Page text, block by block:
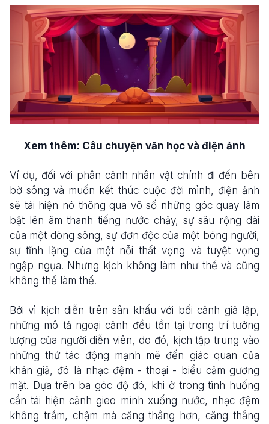
Xem thêm: Câu chuyện văn học và điện ảnh
Ví dụ, đối với phân cảnh nhân vật chính đi đến bên
bờ sông và muốn kết thúc cuộc đời mình, điện ảnh
sẽ tái hiện nó thông qua vô số những góc quay làm
bật lên âm thanh tiếng nước chảy, sự sâu rộng dài
của một dòng sông, sự đơn độc của một bóng người,
sự tĩnh lặng của một nỗi thất vọng và tuyệt vọng
ngập ngụa. Nhưng kịch không làm như thế và cũng
không thể làm thế.
Bởi vì kịch diễn trên sân khấu với bối cảnh giả lập,
những mô tả ngoại cảnh đều tồn tại trong trí tưởng
tượng của người diễn viên, do đó, kịch tập trung vào
những thứ tác động mạnh mẽ đến giác quan của
khán giả, đó là nhạc đệm - thoại - biểu cảm gương
mặt. Dựa trên ba góc độ đó, khi ở trong tình huống
cần tái hiện cảnh gieo mình xuống nước, nhạc đệm
không trầm, chậm mà căng thẳng hơn, căng thẳng